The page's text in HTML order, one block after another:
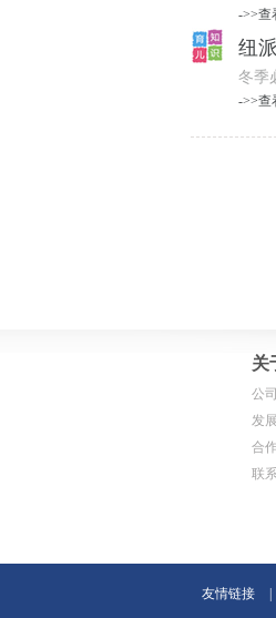
->>查
纽
冬季
->>查
关
公
发
合
联
友情链接